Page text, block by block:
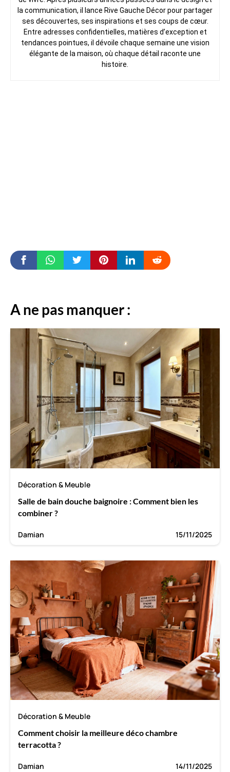
la communication, il lance Rive Gauche Décor pour partager
ses découvertes, ses inspirations et ses coups de cœur.
Entre adresses confidentielles, matières d’exception et
tendances pointues, il dévoile chaque semaine une vision
élégante de la maison, où chaque détail raconte une
histoire.
A ne pas manquer :
Décoration & Meuble
Salle de bain douche baignoire : Comment bien les
combiner ?
Damian 15/11/2025
Décoration & Meuble
Comment choisir la meilleure déco chambre
terracotta ?
Damian 14/11/2025